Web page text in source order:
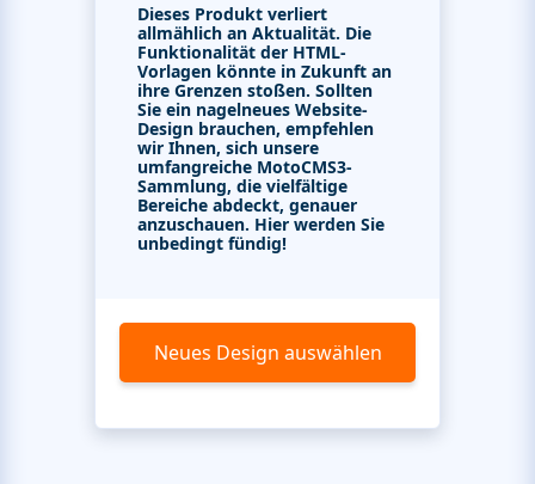
Dieses Produkt verliert
allmählich an Aktualität. Die
Funktionalität der HTML-
Vorlagen könnte in Zukunft an
ihre Grenzen stoßen. Sollten
Sie ein nagelneues Website-
Design brauchen, empfehlen
wir Ihnen, sich unsere
umfangreiche MotoCMS3-
Sammlung, die vielfältige
Bereiche abdeckt, genauer
anzuschauen. Hier werden Sie
unbedingt fündig!
Neues Design auswählen